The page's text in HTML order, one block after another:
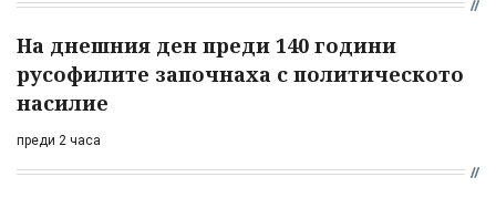
На днешния ден преди 140 години
русофилите започнаха с политическото
насилие
преди 2 часа